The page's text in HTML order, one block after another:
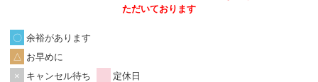
ただいております
余裕があります
お早めに
キャンセル待ち
定休日